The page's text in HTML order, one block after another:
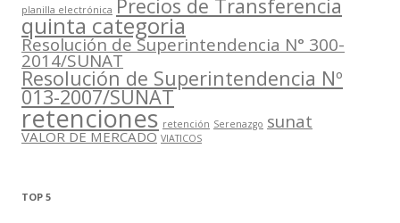
planilla electrónica Precios de Transferencia
quinta categoria
Resolución de Superintendencia N° 300-
2014/SUNAT
Resolución de Superintendencia Nº
013-2007/SUNAT
retenciones retención Serenazgo sunat
VALOR DE MERCADO VIATICOS
TOP 5